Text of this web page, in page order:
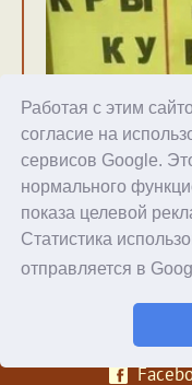
Работая с этим
согласие на
сервисов Google.
нормального
показа целевой
Статистика
отправляется в
Твердые
19.06.2026 157